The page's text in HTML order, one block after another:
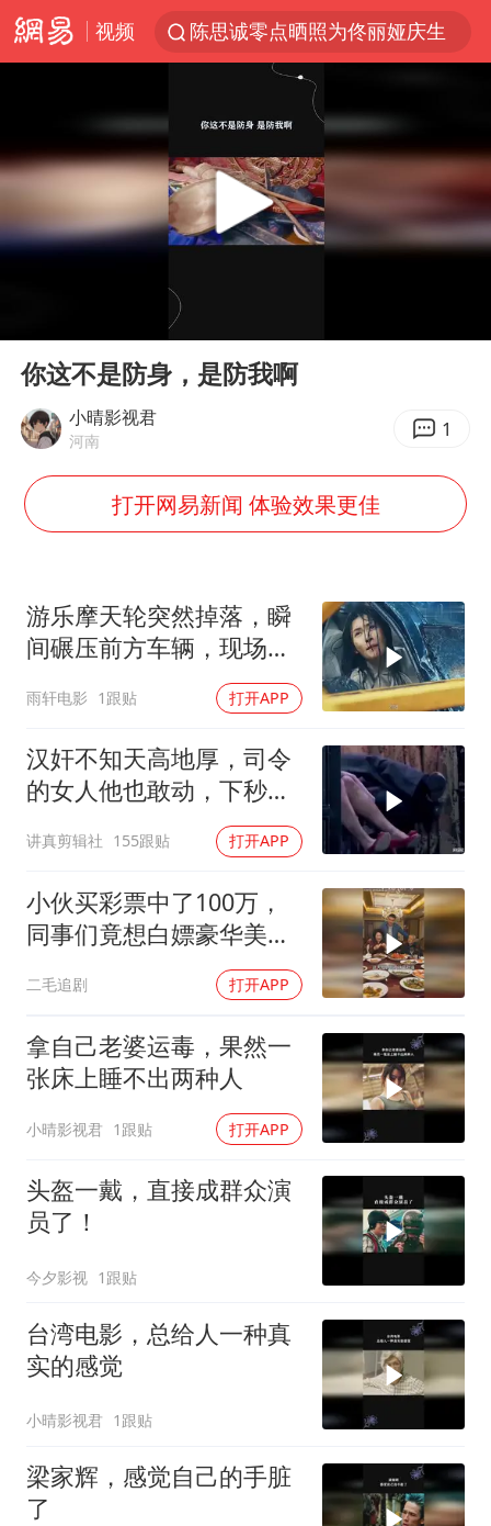
视频
陈思诚零点晒照为佟丽娅庆生
郑丽文：台湾从来没有“独立”过
上四休三，但降薪1000元，你接受吗？
酒店花洒现排泄物住客索赔遭拒
全民健身事业高质量发展
台当局重金为“台独”织“皇帝新衣”
几元成本的AI广告导致千万市值蒸发
老挝国会主席赛宋蓬逝世
乐享全民健身 共筑健康中国
Play
你这不是防身，是防我啊
小晴影视君
河南 1
打开网易新闻 体验效果更佳
游乐摩天轮突然掉落，瞬
间碾压前方车辆，现场状
雨轩电影 1跟贴 打开APP
汉奸不知天高地厚，司令
的女人他也敢动，下秒就
讲真剪辑社 155跟贴 打开APP
小伙买彩票中了100万，
同事们竟想白嫖豪华美
二毛追剧 打开APP
拿自己老婆运毒，果然一
张床上睡不出两种人
小晴影视君 1跟贴 打开APP
头盔一戴，直接成群众演
员了！
今夕影视 1跟贴
台湾电影，总给人一种真
实的感觉
小晴影视君 1跟贴
梁家辉，感觉自己的手脏
了